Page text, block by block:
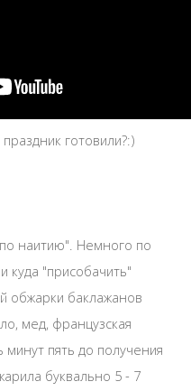
готовили?:)
наитию". Немного по
куда "присобачить"
обжарки баклажанов
мед, французская
пять до получения
буквально 5 - 7